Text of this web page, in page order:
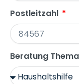
Postleitzahl
Beratung